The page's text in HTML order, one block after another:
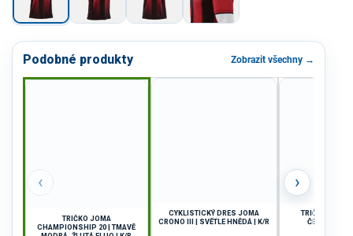
Podobné produkty Zobrazit všechny →
‹
TRIČKO JOMA
CHAMPIONSHIP 20 | TMAVĚ
CYKLISTICKÝ DRES JOMA
CRONO III | SVĚTLE HNĚDÁ | K/R
TRIČKO JOMA
ČERVENÁ-
›